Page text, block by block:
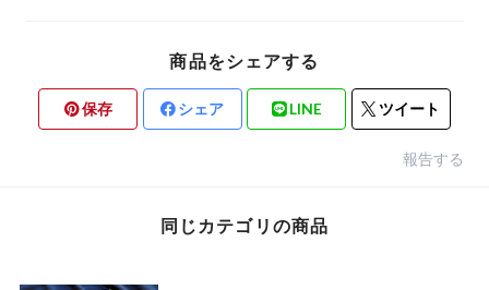
商品をシェアする
保存 シェア LINE ツイート
報告する
同じカテゴリの商品